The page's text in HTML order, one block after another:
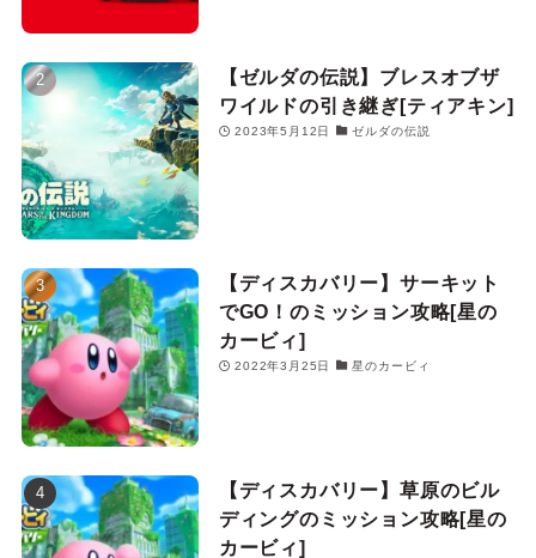
【ゼルダの伝説】ブレスオブザ
ワイルドの引き継ぎ[ティアキン]
2023年5月12日 ゼルダの伝説
【ディスカバリー】サーキット
でGO！のミッション攻略[星の
カービィ]
2022年3月25日 星のカービィ
【ディスカバリー】草原のビル
ディングのミッション攻略[星の
カービィ]